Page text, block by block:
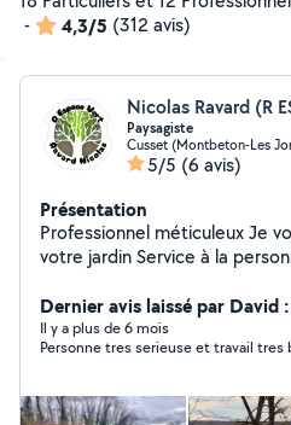
-
4,3/5 (312 avis)
Nicolas Ravard (R
Paysagiste
Cusset (Montbeton-Les
5/5 (6 avis)
Présentation
Professionnel méticuleux Je vous aide à l'entretien de
Dernier avis laissé par David
Il y a plus de 6 mois
Personne tres serieuse et travail tres